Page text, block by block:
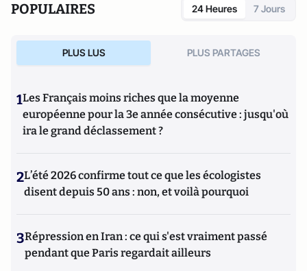
POPULAIRES 24 Heures 7 Jours
PLUS LUS PLUS PARTAGES
1Les Français moins riches que la moyenne
européenne pour la 3e année consécutive : jusqu'où
ira le grand déclassement ?
2L’été 2026 confirme tout ce que les écologistes
disent depuis 50 ans : non, et voilà pourquoi
3Répression en Iran : ce qui s'est vraiment passé
pendant que Paris regardait ailleurs